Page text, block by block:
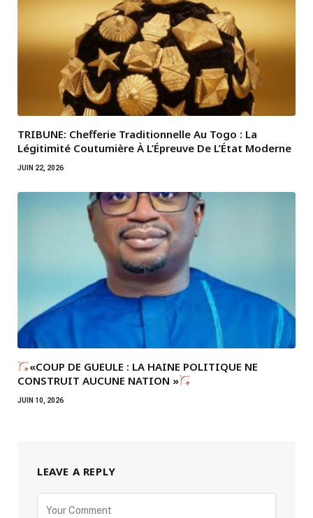
TRIBUNE: Chefferie Traditionnelle Au Togo : La
Légitimité Coutumière À L’Épreuve De L’État Moderne
JUIN 22, 2026
«COUP DE GUEULE : LA HAINE POLITIQUE NE
CONSTRUIT AUCUNE NATION »
JUIN 10, 2026
LEAVE A REPLY